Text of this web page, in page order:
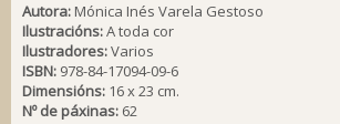
Autora: Mónica Inés Varela Gestoso
Ilustracións:A toda cor
Ilustradores:Varios
ISBN: 978-84-17094-09-6
Dimensións: 16 x 23 cm.
Nº de páxinas: 62